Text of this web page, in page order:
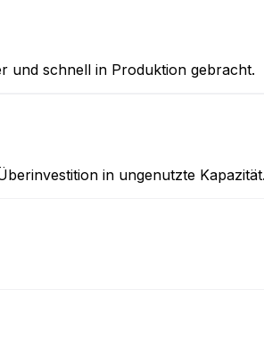
und schnell in Produktion gebracht.
in ungenutzte Kapazität.